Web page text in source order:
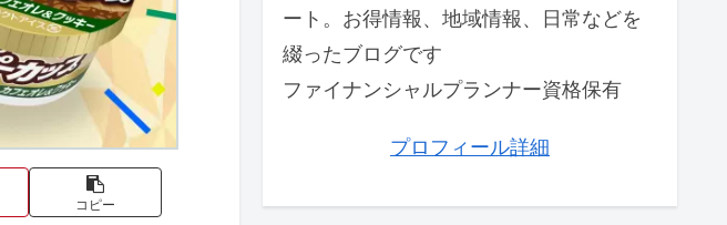
コピー
ート。お得情報、地域情報、日常などを
綴ったブログです
ファイナンシャルプランナー資格保有
プロフィール詳細